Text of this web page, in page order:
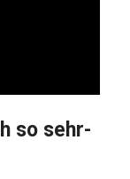
so sehr-